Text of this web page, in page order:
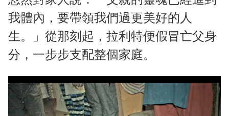
我體內，要帶領我們過更美好的人
生。」從那刻起，拉利特便假冒亡父身
分，一步步支配整個家庭。